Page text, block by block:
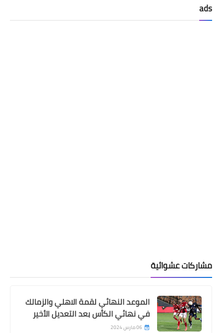
ads
مشاركات عشوائية
الموعد النهائي لقمة الاهلي والزمالك
في نهائي الكأس بعد التعديل الأخير
06 مارس 2024